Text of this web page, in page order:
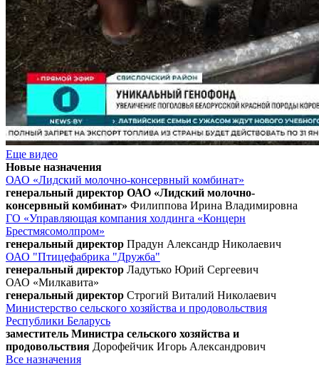
Еще видео
Новые назначения
ОАО «Лидский молочно-консервный комбинат»
генеральный директор ОАО «Лидский молочно-
консервный комбинат» Филиппова Ирина Владимировна
ГО «Управляющая компания холдинга «Концерн
Брестмясомолпром»
генеральный директор Прадун Александр Николаевич
ОАО "Птицефабрика "Дружба"
генеральный директор Ладутько Юрий Сергеевич
ОАО «Милкавита»
генеральный директор Строгий Виталий Николаевич
Министерство сельского хозяйства и продовольствия
Республики Беларусь
заместитель Министра сельского хозяйства и
продовольствия Дорофейчик Игорь Александрович
Все назначения